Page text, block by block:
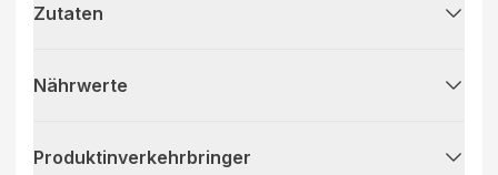
Zutaten
Nährwerte
Produktinverkehrbringer